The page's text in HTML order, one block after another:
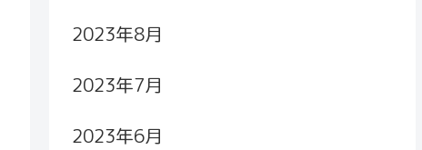
2023年8月
2023年7月
2023年6月